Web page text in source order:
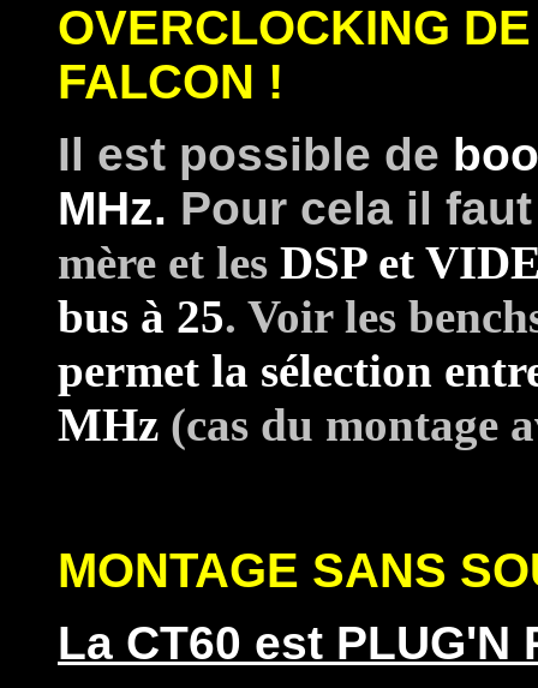
OVERCLOCKING
FALCON !
Il est possible de
MHz. Pour cela il
mère et les DSP et
bus à 25. Voir les
permet la sélection
MHz (cas du montage
MONTAGE SANS
La CT60 est PLUG'N